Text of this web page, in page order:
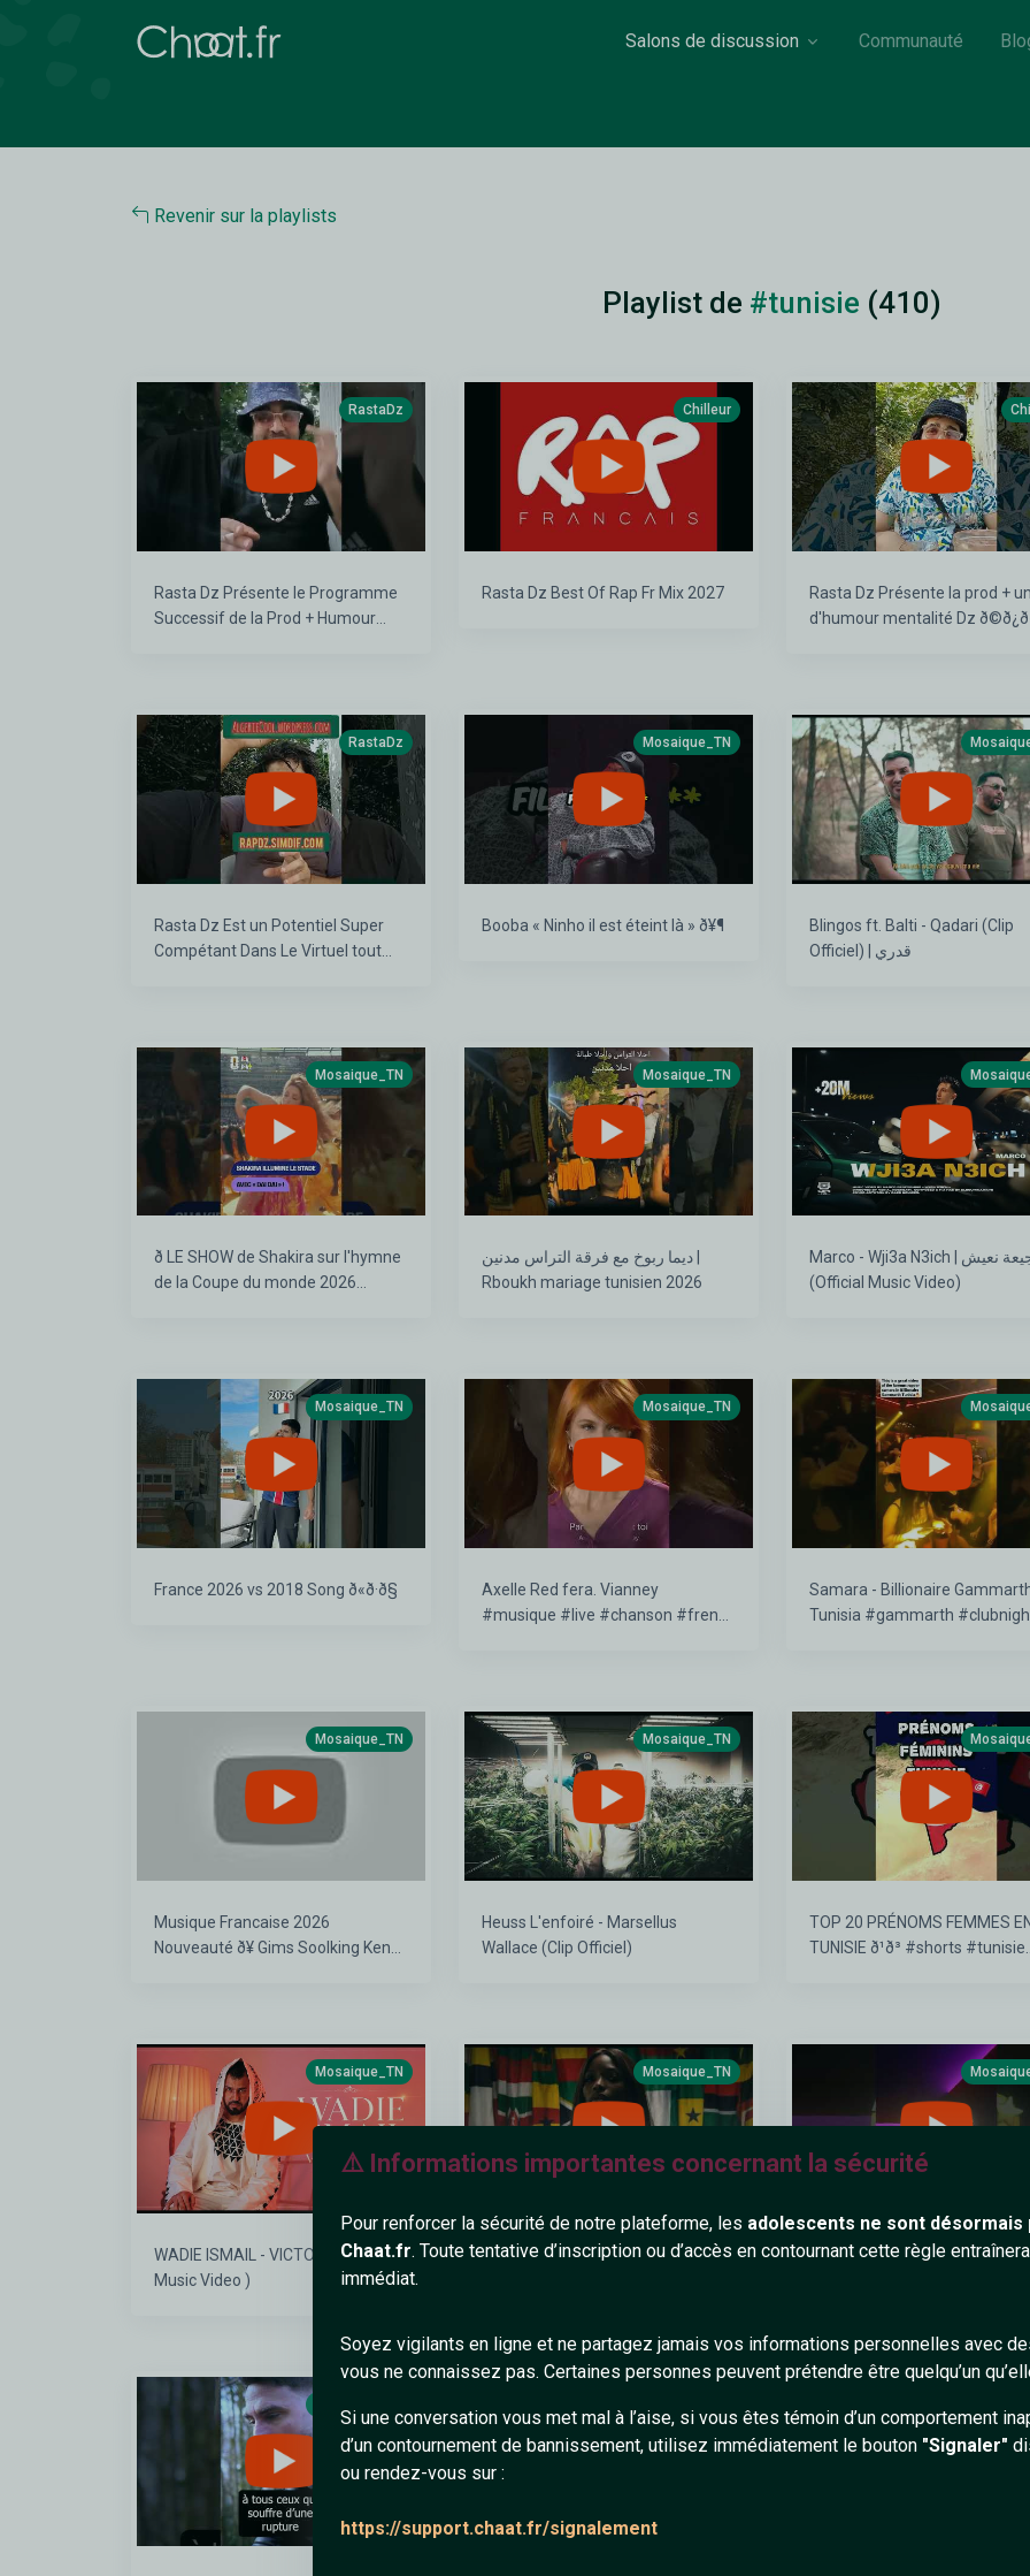
⚠️ Informations importantes concernant la sécurité
Pour renforcer la sécurité de notre plateforme, les adolescents ne sont désormais
Chaat.fr. Toute tentative d’inscription ou d’accès en contournant cette règle
immédiat.
Soyez vigilants en ligne et ne partagez jamais vos informations personnelles avec
vous ne connaissez pas. Certaines personnes peuvent prétendre être quelqu’un
Si une conversation vous met mal à l’aise, si vous êtes témoin d’un comportement
d’un contournement de bannissement, utilisez immédiatement le bouton "Signaler"
ou rendez-vous sur :
https://support.chaat.fr/signalement
Salons de discussion Communauté
Revenir sur la playlists
Playlist de #tunisie (410)
RastaDz
Rasta Dz Présente le Programme
Successif de la Prod + Humour
Chilleur
Rasta Dz Best Of Rap Fr Mix 2027
Rasta Dz Présente la prod + un peu
d'humour mentalité Dz
RastaDz
Rasta Dz Est un Potentiel Super
Compétant Dans Le Virtuel tout
Mosaique_TN
Booba « Ninho il est éteint là » ð¥¶
Blingos ft. Balti - Qadari (Clip
Officiel) | قدري
Mosaique_TN
ð​ LE SHOW de Shakira sur l'hymne
de la Coupe du monde 2026
Mosaique_TN
ديما ربوخ مع فرقة التراس مدنين |
Rboukh mariage tunisien 2026
Marco - Wji3a N3ich | وجيعة نعيش
(Official Music Video)
Mosaique_TN
France 2026 vs 2018 Song ð«ð·ð§
Mosaique_TN
Axelle Red fera. Vianney
#musique #live #chanson #french
Samara - Billionaire
Tunisia #gammarth
Mosaique_TN
Musique Francaise 2026
Nouveauté ð¥ Gims Soolking Kendji
Mosaique_TN
Heuss L'enfoiré - Marsellus
Wallace (Clip Officiel)
TOP 20 PRÉNOMS FEMMES EN
TUNISIE ð¹ð³ #shorts #tunisie
Mosaique_TN
WADIE ISMAIL - VICTOIRE ( Official
Music Video )
Mosaique_TN
Ninho - LES DIAMANTS DE
GIMS ft Lamano1.9 /